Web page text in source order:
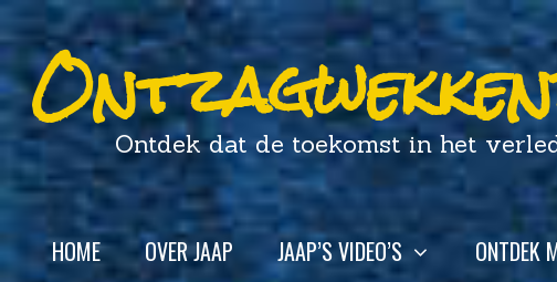
Ontdek dat de toekomst in het
HOME OVER JAAP JAAP’S VIDEO’S ONTDEK